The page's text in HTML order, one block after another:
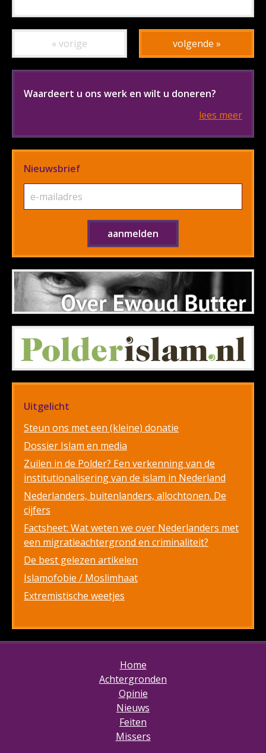
« vorige volgende »
Waardeert u ons werk en wilt u doneren?
lees meer
Nieuwsbrief
Uitgelicht
Steun ons met een (kleine) donatie
Dossier Islam en media
Zuilen in de Polder? Een verkenning van de
institutionalisering van de islam in Nederland
Nederlanders, buitenlanders, allochtonen. De
cijfers
Factsheet: Wat weten we over Nederlanders met
een migratieachtergrond en criminaliteit?
De best gelezen artikelen
Islamofobie / Moslimhaat
Extremistische weetjes
Home
Achtergronden
Opinie
Nieuws
Feiten
Missers